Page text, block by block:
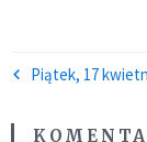
Piątek, 17